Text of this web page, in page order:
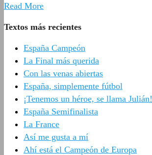
Read More
Textos más recientes
España Campeón
La Final más querida
Con las venas abiertas
España, simplemente fútbol
¡Tenemos un héroe, se llama Julián!
España Semifinalista
La France
Así me gusta a mí
Ahí está el Campeón de Europa